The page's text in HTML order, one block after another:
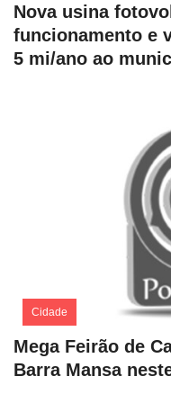
Nova usina
funcionamento e
5 mi/ano ao
Cidade
Mega Feirão de
Barra Mansa